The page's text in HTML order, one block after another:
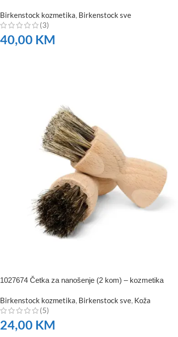
Birkenstock kozmetika, Birkenstock sve
(3)
40,00 KM
1027674 Četka za nanošenje (2 kom) – kozmetika
Birkenstock kozmetika, Birkenstock sve, Koža
(5)
24,00 KM